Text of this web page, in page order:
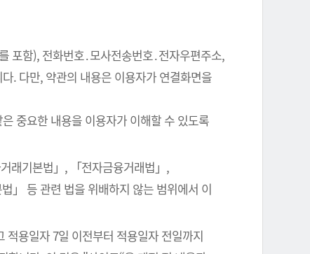
포함), 전화번호․모사전송번호․전자우편주소,
. 다만, 약관의 내용은 이용자가 연결화면을
중요한 내용을 이용자가 이해할 수 있도록
래기본법」, 「전자금융거래법」,
」 등 관련 법을 위배하지 않는 범위에서 이
용일자 7일 이전부터 적용일자 전일까지